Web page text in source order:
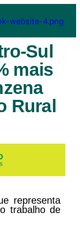
Sul
mais
Rural
representa
trabalho de